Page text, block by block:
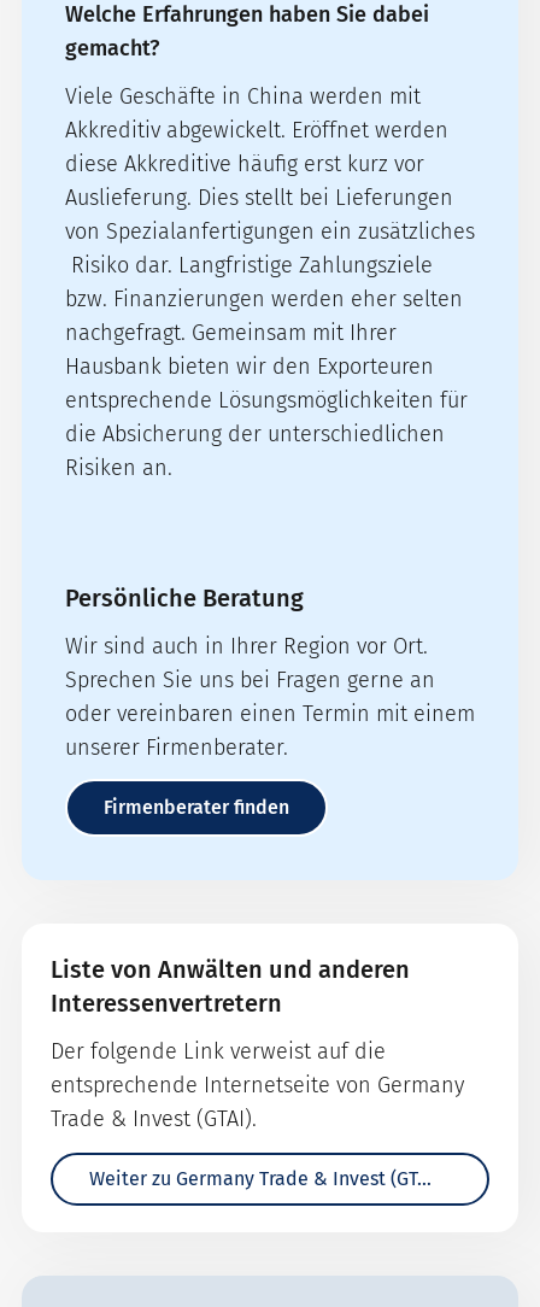
Welche Erfahrungen haben Sie dabei
gemacht?
Viele Geschäfte in China werden mit
Akkreditiv abgewickelt. Eröffnet werden
diese Akkreditive häufig erst kurz vor
Auslieferung. Dies stellt bei Lieferungen
von Spezialanfertigungen ein zusätzliches
Risiko dar. Langfristige Zahlungsziele
bzw. Finanzierungen werden eher selten
nachgefragt. Gemeinsam mit Ihrer
Hausbank bieten wir den Exporteuren
entsprechende Lösungsmöglichkeiten für
die Absicherung der unterschiedlichen
Risiken an.
Persönliche Beratung
Wir sind auch in Ihrer Region vor Ort.
Sprechen Sie uns bei Fragen gerne an
oder vereinbaren einen Termin mit einem
unserer Firmenberater.
Firmenberater finden
Liste von Anwälten und anderen
Interessenvertretern
Der folgende Link verweist auf die
entsprechende Internetseite von Germany
Trade & Invest (GTAI).
Weiter zu Germany Trade & Invest (GTAI)